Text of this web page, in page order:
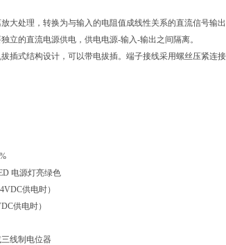
大处理，转换为与输入的电阻值成线性关系的直流信号输出
立的直流电源供电，供电电源-输入-输出之间隔离。
插式结构设计，可以带电拔插。端子接线采用螺丝压紧连
电源灯亮绿色
供电时）
供电时）
线制电位器